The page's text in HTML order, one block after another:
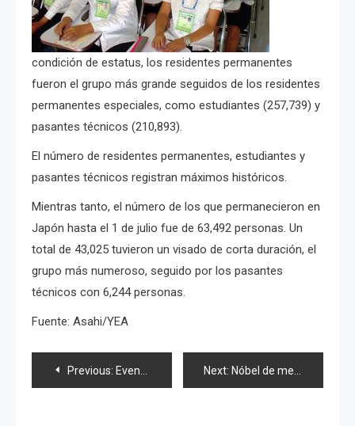
condición de estatus, los residentes permanentes
fueron el grupo más grande seguidos de los residentes
permanentes especiales, como estudiantes (257,739) y
pasantes técnicos (210,893).
El número de residentes permanentes, estudiantes y
pasantes técnicos registran máximos históricos.
Mientras tanto, el número de los que permanecieron en
Japón hasta el 1 de julio fue de 63,492 personas. Un
total de 43,025 tuvieron un visado de corta duración, el
grupo más numeroso, seguido por los pasantes
técnicos con 6,244 personas.
Fuente: Asahi/YEA
Navegación
Previous: Evento de caridad AV esta vez incluirá pechos masculinos Next: Nóbel de medicina por descubrimiento de «reparación celular»